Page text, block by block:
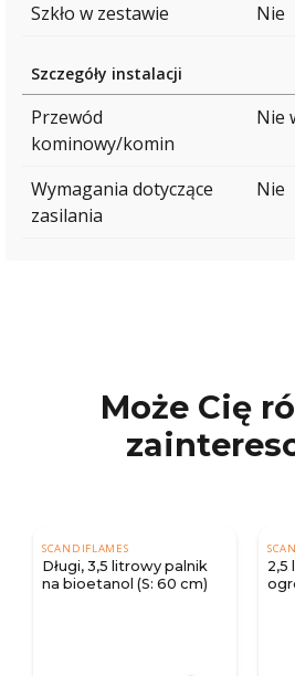
Szkło w zestawie
Nie
Szczegóły instalacji
Przewód
kominowy/komin
Nie
Wymagania dotyczące
zasilania
Nie
Może Cię
SCANDIFLAMES
Długi, 3,5 litrowy palnik
na bioetanol (S: 60 cm)
2,5